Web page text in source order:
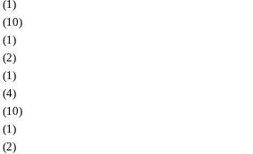
(1)
(10)
(1)
(2)
(1)
(4)
(10)
(1)
(2)